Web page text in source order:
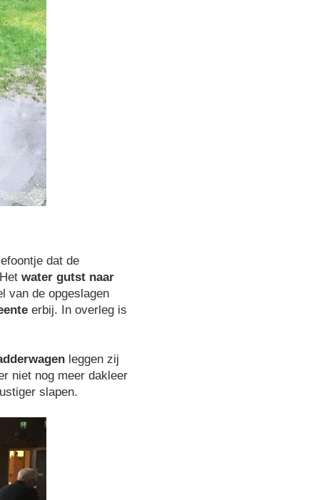
dat de
water gutst naar
van de opgeslagen
erbij. In overleg is
leggen zij
niet nog meer dakleer
slapen.